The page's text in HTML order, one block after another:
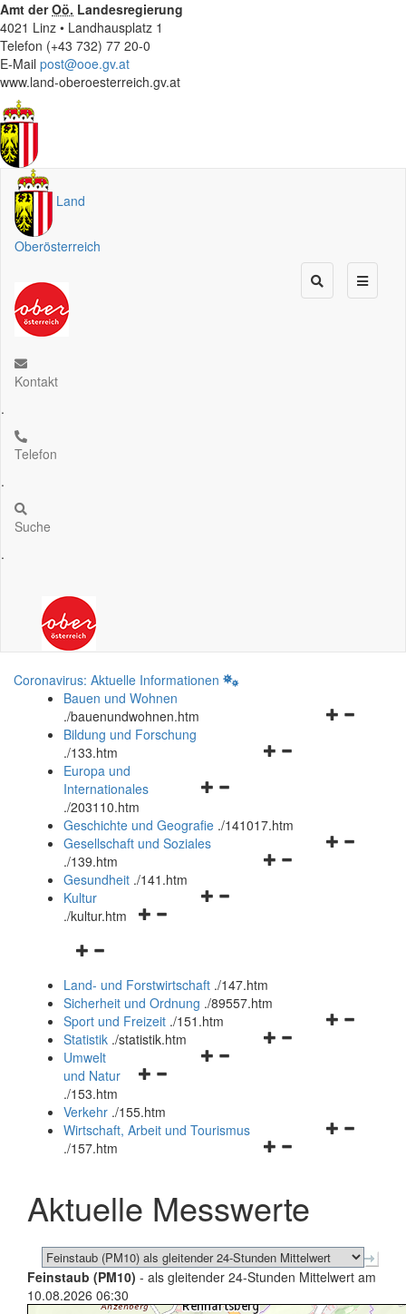
Amt derOö. Landesregierung
4021 Linz • Landhausplatz 1
Telefon (+43 732) 77 20-0
E-Mail post@ooe.gv.at
www.land-oberoesterreich.gv.at
Land
Oberösterreich
Kontakt
.
Telefon
.
Suche
.
Coronavirus: Aktuelle Informationen
Bauen und Wohnen
./bauenundwohnen.htm
Navigationsmenü
Bildung und Forschung
./133.htm
Navigationsmenü
und
schließen
Europa und
Internationales
./203110.htm
Geschichte und Geografie ./141017.htm
Navigationsmenü
Gesellschaft und Soziales
./139.htm
Navigationsmenü
Gesundheit ./141.htm
Navigationsmenü
Kultur
./kultur.htm
Navigationsmenü
und
schließen
Land- und Forstwirtschaft ./147.htm
Sicherheit und Ordnung ./89557.htm
Navigationsmenü
Sport und Freizeit ./151.htm
Navigationsmenü
Statistik ./statistik.htm
Navigationsmenü
und
schließen
Umwelt
und Natur
./153.htm
Verkehr ./155.htm
Navigationsmenü
schließen
Wirtschaft, Arbeit und Tourismus
./157.htm
Aktuelle Messwerte
Feinstaub (PM10) - als gleitender 24-Stunden Mittelwert am
10.08.2026 06:30